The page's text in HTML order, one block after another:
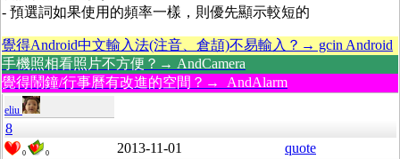
- 預選詞如果使用的頻率一樣，則優先顯示較短的
覺得Android中文輸入法(注音、倉頡)不易輸入？→ gcin Android
手機照相看照片不方便？→ AndCamera
覺得鬧鐘/行事曆有改進的空間？→ AndAlarm
eliu
8
0 0 2013-11-01 quote